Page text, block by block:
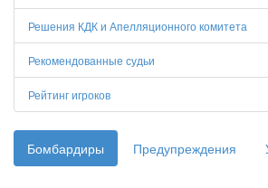
Решения КДК и Апелляционного комитета
Рекомендованные судьи
Рейтинг игроков
Бомбардиры Предупреждения